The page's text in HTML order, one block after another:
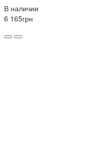
В наличии
6 165грн